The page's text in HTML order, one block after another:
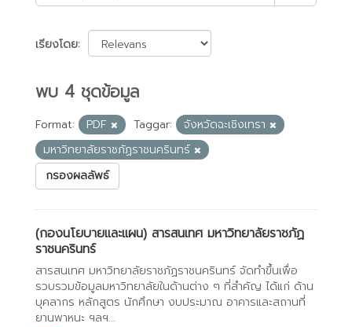
เรียงโดย
พบ 4 ชุดข้อมูล
Format: PDF Taggar:
จังหวัดฉะเชิงเทรา
มหาวิทยาลัยราชภัฏราชนครินทร์
กรองผลลัพธ์
(กองนโยบายและแผน) สารสนเทศ มหาวิทยาลัยราชภัฏ
ราชนครินทร์
สารสนเทศ มหาวิทยาลัยราชภัฏราชนครินทร์ จัดทำขึ้นเพื่อ
รวบรวมข้อมูลมหาวิทยาลัยในด้านต่าง ๆ ที่สำคัญ ได้แก่ ด้าน
บุคลากร หลักสูตร นักศึกษา งบประมาณ อาคารและสถานที่
ยานพาหนะ ฯลฯ...